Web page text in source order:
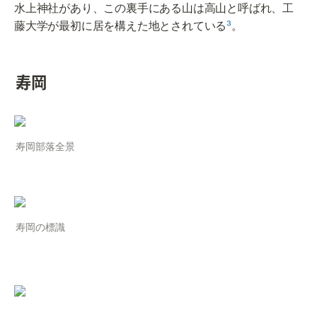
水上神社があり、この裏手にある山は高山と呼ばれ、工
藤大学が最初に居を構えた地とされている³。
寿岡
寿岡部落全景
寿岡の標識